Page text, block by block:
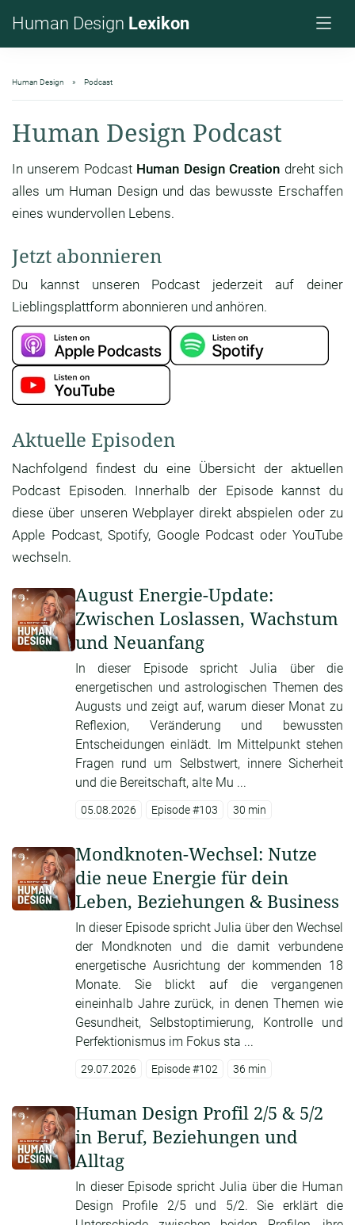
Human Design Lexikon
Human Design Podcast
Human Design Podcast
In unserem Podcast Human Design Creation dreht sich
alles um Human Design und das bewusste Erschaffen
eines wundervollen Lebens.
Jetzt abonnieren
Du kannst unseren Podcast jederzeit auf deiner
Lieblingsplattform abonnieren und anhören.
Aktuelle Episoden
Nachfolgend findest du eine Übersicht der aktuellen
Podcast Episoden. Innerhalb der Episode kannst du
diese über unseren Webplayer direkt abspielen oder zu
Apple Podcast, Spotify, Google Podcast oder YouTube
wechseln.
August Energie-Update:
Zwischen Loslassen, Wachstum
und Neuanfang
In dieser Episode spricht Julia über die
energetischen und astrologischen Themen des
Augusts und zeigt auf, warum dieser Monat zu
Reflexion, Veränderung und bewussten
Entscheidungen einlädt. Im Mittelpunkt stehen
Fragen rund um Selbstwert, innere Sicherheit
und die Bereitschaft, alte Mu ...
05.08.2026 Episode #103 30 min
Mondknoten-Wechsel: Nutze
die neue Energie für dein
Leben, Beziehungen & Business
In dieser Episode spricht Julia über den Wechsel
der Mondknoten und die damit verbundene
energetische Ausrichtung der kommenden 18
Monate. Sie blickt auf die vergangenen
eineinhalb Jahre zurück, in denen Themen wie
Gesundheit, Selbstoptimierung, Kontrolle und
Perfektionismus im Fokus sta ...
29.07.2026 Episode #102 36 min
Human Design Profil 2/5 & 5/2
in Beruf, Beziehungen und
Alltag
In dieser Episode spricht Julia über die Human
Design Profile 2/5 und 5/2. Sie erklärt die